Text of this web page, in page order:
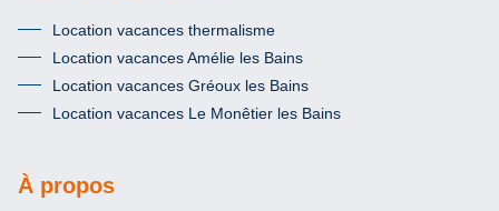
Location vacances thermalisme
Location vacances Amélie les Bains
Location vacances Gréoux les Bains
Location vacances Le Monêtier les Bains
À propos